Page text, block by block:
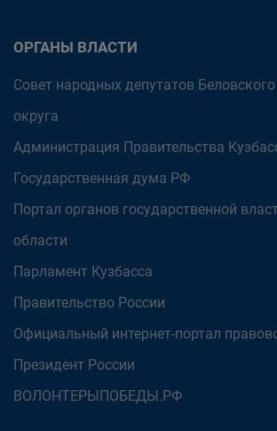
ОРГАНЫ ВЛАСТИ
Совет народных депутатов
округа
Администрация Правительства
Государственная дума РФ
Портал органов государственной
области
Парламент Кузбасса
Правительство России
Официальный интернет-портал
Президент России
ВОЛОНТЕРЫПОБЕДЫ.РФ